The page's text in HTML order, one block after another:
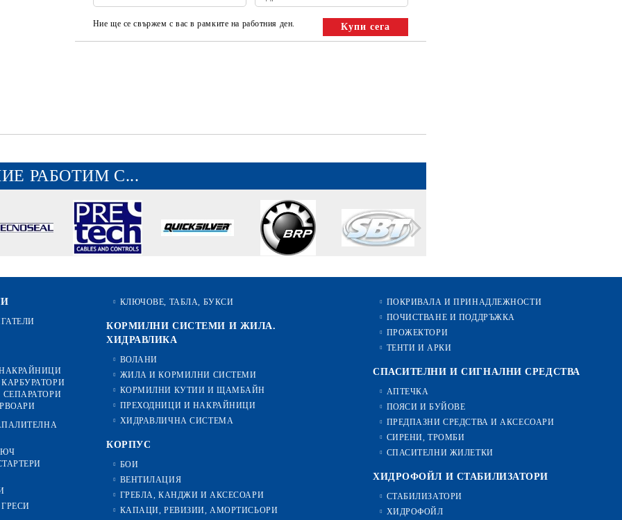
Ние ще се свържем с вас в рамките на работния ден.
РАБОТИМ С...
КЛЮЧОВЕ, ТАБЛА, БУКСИ
КОРМИЛНИ СИСТЕМИ И ЖИЛА.
ХИДРАВЛИКА
ВОЛАНИ
ЖИЛА И КОРМИЛНИ СИСТЕМИ
КОРМИЛНИ КУТИИ И ЩАМБАЙН
ПРЕХОДНИЦИ И НАКРАЙНИЦИ
ХИДРАВЛИЧНА СИСТЕМА
КОРПУС
БОИ
ВЕНТИЛАЦИЯ
ГРЕБЛА, КАНДЖИ И АКСЕСОАРИ
КАПАЦИ, РЕВИЗИИ, АМОРТИСЬОРИ
ПОКРИВАЛА И ПРИНАДЛЕЖНОСТИ
ПОЧИСТВАНЕ И ПОДДРЪЖКА
ПРОЖЕКТОРИ
ТЕНТИ И АРКИ
СПАСИТЕЛНИ И СИГНАЛНИ СРЕДСТВА
АПТЕЧКА
ПОЯСИ И БУЙОВЕ
ПРЕДПАЗНИ СРЕДСТВА И АКСЕСОАРИ
СИРЕНИ, ТРОМБИ
СПАСИТЕЛНИ ЖИЛЕТКИ
ХИДРОФОЙЛ И СТАБИЛИЗАТОРИ
СТАБИЛИЗАТОРИ
ХИДРОФОЙЛ